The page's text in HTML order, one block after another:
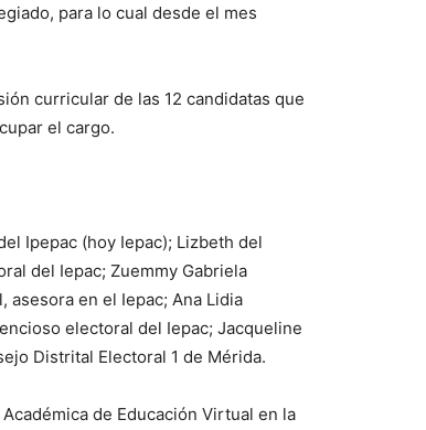
para lo cual desde el mes
curricular de las 12 candidatas que
el cargo.
Ipepac (hoy Iepac); Lizbeth del
del Iepac; Zuemmy Gabriela
asesora en el Iepac; Ana Lidia
electoral del Iepac; Jacqueline
Distrital Electoral 1 de Mérida.
de Educación Virtual en la